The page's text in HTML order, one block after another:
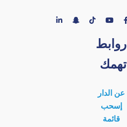
روابط
تهمك
عن الدار
إسحب
قائمة